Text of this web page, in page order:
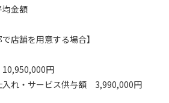
金額
店舗を用意する場合】
円
入れ・サービス供与額 3,990,000円